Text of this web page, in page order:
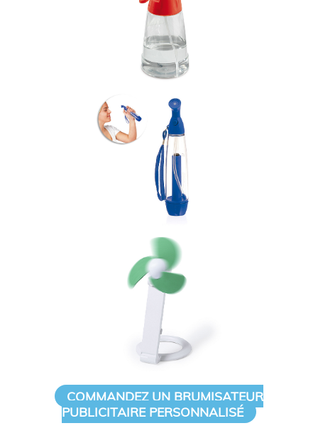
COMMANDEZ UN BRUMISATEUR
PUBLICITAIRE PERSONNALISÉ